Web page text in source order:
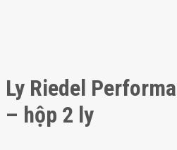
Ly Riedel
– hộp 2 ly